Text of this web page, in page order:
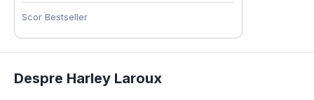
Scor Bestseller
Despre Harley Laroux